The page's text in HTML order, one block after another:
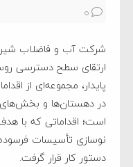
0
شرکت آب و فاضلاب
ارتقای سطح دسترسی
پایدار، مجموعه‌ای از
در دهستان‌ها و بخش‌های
است؛ اقداماتی که با
نوسازی تأسیسات
دستور کار قرار گرفت.